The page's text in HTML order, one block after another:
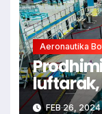
Aeronautika
luftarak,
tjetër.
FEB 26, 2024